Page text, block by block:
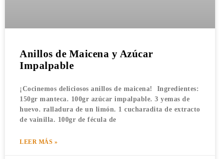
Anillos de Maicena y Azúcar
Impalpable
¡Cocinemos deliciosos anillos de maicena! ​​​​​ Ingredientes:
150gr manteca. 100gr azúcar impalpable. 3 yemas de
huevo. ralladura de un limón. 1 cucharadita de extracto
de vainilla. 100gr de fécula de
LEER MÁS »